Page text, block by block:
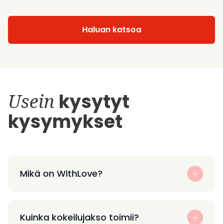
Haluan katsoa
Usein kysytyt
kysymykset
Mikä on WithLove?
Kuinka kokeilujakso toimii?